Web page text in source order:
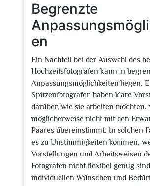
Begrenzte
en
Ein Nachteil bei der Auswahl des
Hochzeitsfotografen kann in
Anpassungsmöglichkeiten liegen.
Spitzenfotografen haben klare
darüber, wie sie arbeiten möchten,
möglicherweise nicht mit den
Paares übereinstimmt. In solchen
es zu Unstimmigkeiten kommen,
Vorstellungen und Arbeitsweisen
Fotografen nicht flexibel genug
individuellen Wünschen und